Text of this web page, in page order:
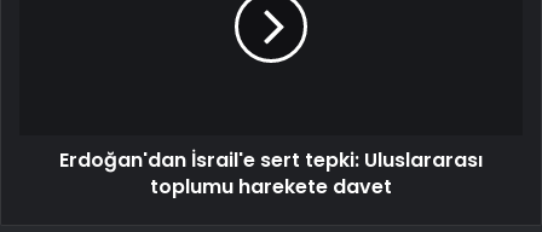
Erdoğan'dan İsrail'e sert tepki: Uluslararası
toplumu harekete davet